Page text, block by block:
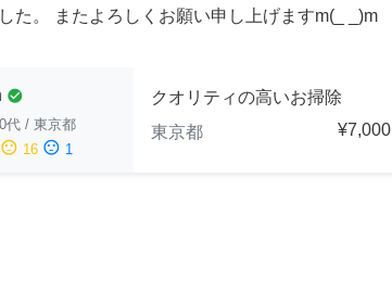
た。 またよろしくお願い申し上げますm(_ _)m
check_circle
代 / 東京都
sentiment_neutral 16 sentiment_dissatisfied 1
クオリティの高いお掃除
東京都
¥7,000